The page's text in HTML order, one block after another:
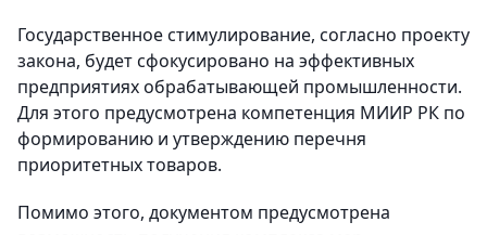
Государственное стимулирование, согласно проекту
закона, будет сфокусировано на эффективных
предприятиях обрабатывающей промышленности.
Для этого предусмотрена компетенция МИИР РК по
формированию и утверждению перечня
приоритетных товаров.
Помимо этого, документом предусмотрена